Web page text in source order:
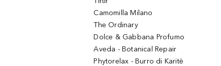
Camomilla Milano
The Ordinary
Dolce & Gabbana Profumo
Aveda - Botanical Repair
Phytorelax - Burro di Karitè